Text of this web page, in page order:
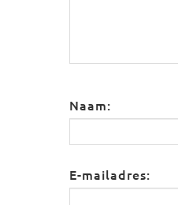
Naam:
E-mailadres: